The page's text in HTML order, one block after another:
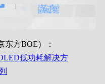
东方BOE）：
低功耗解决方